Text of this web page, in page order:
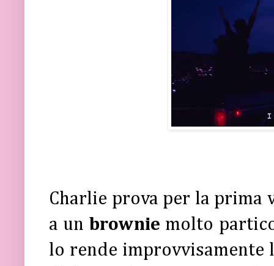
Charlie prova per la prima
a un brownie molto
lo rende improvvisamente